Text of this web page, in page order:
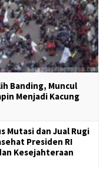
Banding, Muncul
Menjadi Kacung
Mutasi dan Jual Rugi
Presiden RI
Kesejahteraan